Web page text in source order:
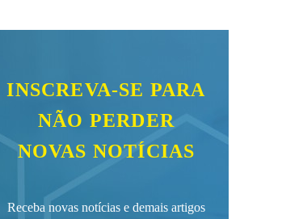
INSCREVA-SE PARA
NÃO PERDER
NOVAS NOTÍCIAS
Receba novas notícias e demais artigos